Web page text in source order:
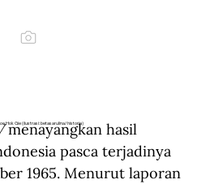
Hok Gie (ilustrasi: betasarulina/historia)
menayangkan hasil
pasca terjadinya
1965. Menurut laporan